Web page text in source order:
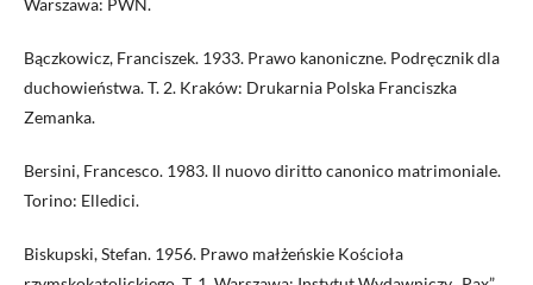
Warszawa: PWN.
Bączkowicz, Franciszek. 1933. Prawo kanoniczne. Podręcznik dla
duchowieństwa. T. 2. Kraków: Drukarnia Polska Franciszka
Zemanka.
Bersini, Francesco. 1983. Il nuovo diritto canonico matrimoniale.
Torino: Elledici.
Biskupski, Stefan. 1956. Prawo małżeńskie Kościoła